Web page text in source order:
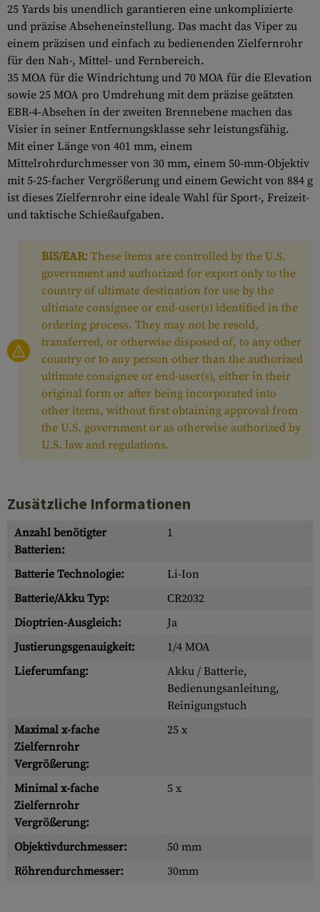
25 Yards bis unendlich garantieren eine unkomplizierte
und präzise Abseheneinstellung. Das macht das Viper zu
einem präzisen und einfach zu bedienenden Zielfernrohr
für den Nah-, Mittel- und Fernbereich.
35 MOA für die Windrichtung und 70 MOA für die Elevation
sowie 25 MOA pro Umdrehung mit dem präzise geätzten
EBR-4-Absehen in der zweiten Brennebene machen das
Visier in seiner Entfernungsklasse sehr leistungsfähig.
Mit einer Länge von 401 mm, einem
Mittelrohrdurchmesser von 30 mm, einem 50-mm-Objektiv
mit 5-25-facher Vergrößerung und einem Gewicht von 884 g
ist dieses Zielfernrohr eine ideale Wahl für Sport-, Freizeit-
und taktische Schießaufgaben.
BIS/EAR: These items are controlled by the U.S.
government and authorized for export only to the
country of ultimate destination for use by the
ultimate consignee or end-user(s) identified in the
ordering process. They may not be resold,
transferred, or otherwise disposed of, to any other
country or to any person other than the authorized
ultimate consignee or end-user(s), either in their
original form or after being incorporated into
other items, without first obtaining approval from
the U.S. government or as otherwise authorized by
U.S. law and regulations.
Zusätzliche Informationen
Anzahl benötigter
Batterien:
1
Batterie Technologie:
Li-Ion
Batterie/Akku Typ:
CR2032
Dioptrien-Ausgleich:
Ja
Justierungsgenauigkeit:
1/4 MOA
Lieferumfang:
Akku / Batterie,
Bedienungsanleitung,
Reinigungstuch
Maximal x-fache
Zielfernrohr
Vergrößerung:
25 x
Minimal x-fache
Zielfernrohr
Vergrößerung:
5 x
Objektivdurchmesser:
50 mm
Röhrendurchmesser:
30mm